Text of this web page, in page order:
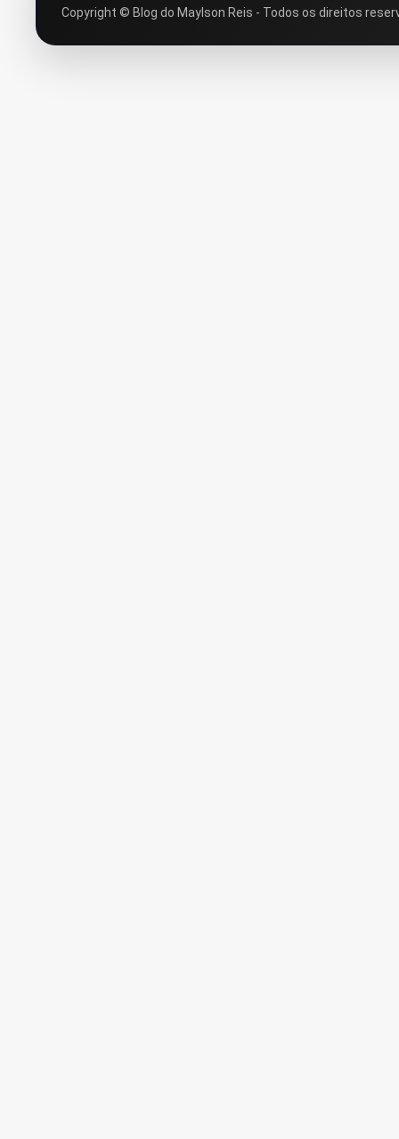
Copyright © Blog do Maylson Reis - Todos os direitos